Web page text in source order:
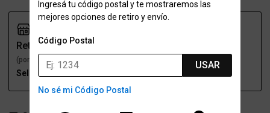
Ingresá tu código postal y te mostraremos las
mejores opciones de retiro y envío.
Código Postal
USAR
No sé mi Código Postal
Retiro
(por una sucursal)
Seleccioná talle